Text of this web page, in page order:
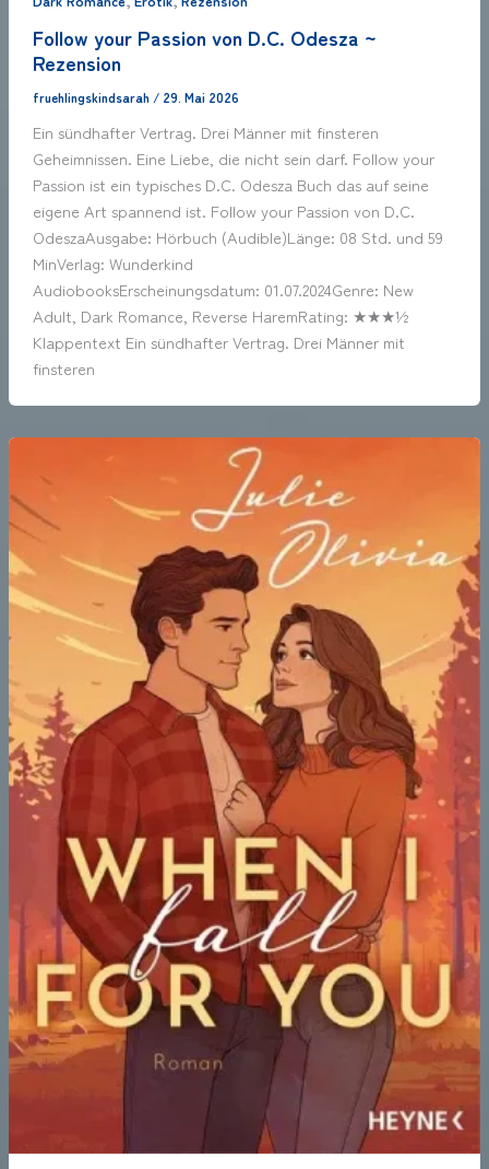
Follow your Passion von D.C. Odesza ~
Rezension
fruehlingskindsarah / 29. Mai 2026
Ein sündhafter Vertrag. Drei Männer mit finsteren
Geheimnissen. Eine Liebe, die nicht sein darf. Follow your
Passion ist ein typisches D.C. Odesza Buch das auf seine
eigene Art spannend ist. Follow your Passion von D.C.
OdeszaAusgabe: Hörbuch (Audible)Länge: 08 Std. und 59
MinVerlag: Wunderkind
AudiobooksErscheinungsdatum: 01.07.2024Genre: New
Adult, Dark Romance, Reverse HaremRating: ★★★½
Klappentext Ein sündhafter Vertrag. Drei Männer mit
finsteren